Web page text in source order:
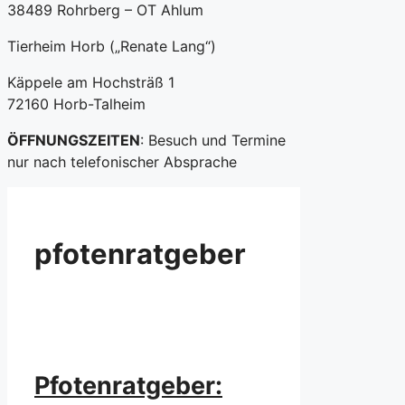
38489 Rohrberg – OT Ahlum
Tierheim Horb („Renate Lang“)
Käppele am Hochsträß 1
72160 Horb-Talheim
ÖFFNUNGSZEITEN: Besuch und Termine
nur nach telefonischer Absprache
pfotenratgeber
Pfotenratgeber: